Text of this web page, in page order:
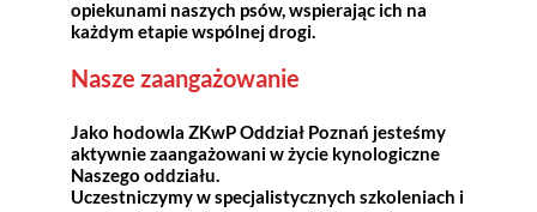
opiekunami naszych psów, wspierając ich na
każdym etapie wspólnej drogi.
Nasze zaangażowanie
Jako hodowla ZKwP Oddział Poznań jesteśmy
aktywnie zaangażowani w życie kynologiczne
Naszego oddziału.
Uczestniczymy w specjalistycznych szkoleniach i